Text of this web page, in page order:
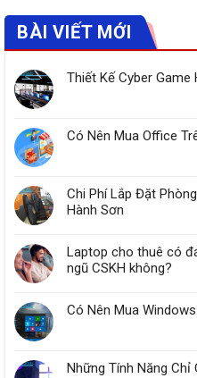
BÀI VIẾT MỚI
Thiết Kế Cyber
Có Nên Mua Office
Chi Phí Lắp Đặt
Hành Sơn
Laptop cho thuê có
ngũ CSKH không?
Có Nên Mua
Những Tính Năng Chỉ